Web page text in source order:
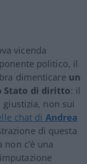
vicenda
politico, il
dimenticare un
Stato di diritto: il
giustizia, non sui
chat di Andrea
di questa
c’è una